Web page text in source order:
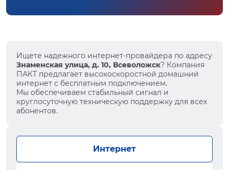
Ищете надежного интернет-провайдера по адресу
Знаменская улица, д. 10, Всеволожск? Компания
ПАКТ предлагает высокоскоростной домашний
интернет с бесплатным подключением.
Мы обеспечиваем стабильный сигнал и
круглосуточную техническую поддержку для всех
абонентов.
Интернет